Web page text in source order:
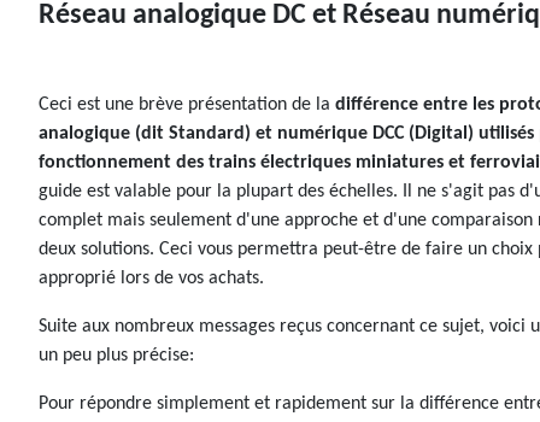
Réseau analogique DC et Réseau
Ceci est une brève présentation de la différence entre les
analogique (dit Standard) et numérique DCC (Digital)
fonctionnement des trains électriques miniatures et
guide est valable pour la plupart des échelles. Il ne s'agit pas
complet mais seulement d'une approche et d'une comparaison
deux solutions. Ceci vous permettra peut-être de faire un choix
approprié lors de vos achats.
Suite aux nombreux messages reçus concernant ce sujet, voici
un peu plus précise:
Pour répondre simplement et rapidement sur la différence